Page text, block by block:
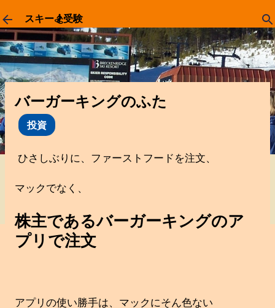
スキップしてメイン コンテンツに移動
スキー🏂受験
バーガーキングのふた
投資
ひさしぶりに、ファーストフードを注文、
マックでなく、
株主であるバーガーキングのア
プリで注文
アプリの使い勝手は、マックにそん色ない